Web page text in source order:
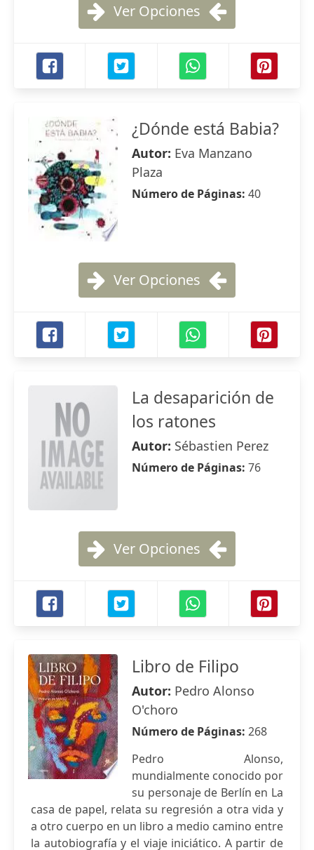
Ver Opciones
¿Dónde está Babia?
Autor: Eva Manzano
Plaza
Número de Páginas: 40
Ver Opciones
La desaparición de
los ratones
Autor: Sébastien Perez
Número de Páginas: 76
Ver Opciones
Libro de Filipo
Autor: Pedro Alonso
O'choro
Número de Páginas: 268
Pedro Alonso,
mundialmente conocido por
su personaje de Berlín en La
casa de papel, relata su regresión a otra vida y
a otro cuerpo en un libro a medio camino entre
la autobiografía y el viaje iniciático. A partir de